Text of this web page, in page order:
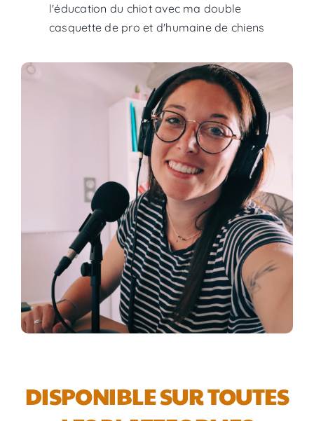
l'éducation du chiot avec ma double
casquette de pro et d'humaine de chiens
DISPONIBLE SUR TOUTES